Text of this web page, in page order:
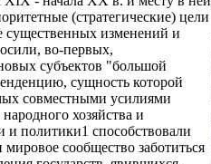
(стратегические) цели
существенных изменений и
во-первых,
субъектов "большой
сущность которой
совместными усилиями
хозяйства и
политики1 способствовали
сообщество заботиться